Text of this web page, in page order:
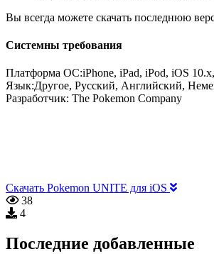
Вы всегда можете скачать последнюю
Системны требования
Платформа ОС:iPhone, iPad, iPod, iOS
Язык:Другое, Русский, Английский,
Разработчик: The Pokemon Company
Скачать Pokemon UNITE для iOS
38
4
Последние добавленные